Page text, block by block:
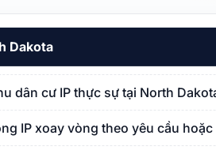
Dakota
dân cư IP thực sự tại North
IP xoay vòng theo yêu cầu